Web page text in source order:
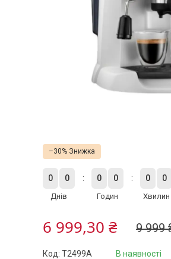
–30%
0 0
Днів
0 0
Годин
0 0
Хвилин
9 999
6 999,30 ₴
В наявності
Код: T2499A